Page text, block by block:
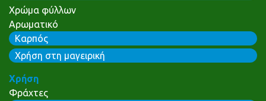
Χρώμα φύλλων
Αρωματικό
Καρπός
Χρήση στη μαγειρική
Χρήση
Φράχτες